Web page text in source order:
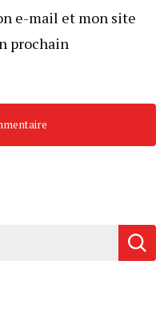
e-mail et mon site
prochain